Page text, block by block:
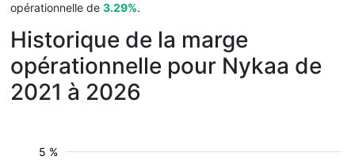
opérationnelle de 3.29%.
Historique de la marge
opérationnelle pour Nykaa de
2021 à 2026
5 %